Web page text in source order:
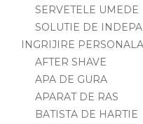
SERVETELE UMEDE
SOLUTIE DE
INGRIJIRE PERSONALA
AFTER SHAVE
APA DE GURA
APARAT DE RAS
BATISTA DE HARTIE